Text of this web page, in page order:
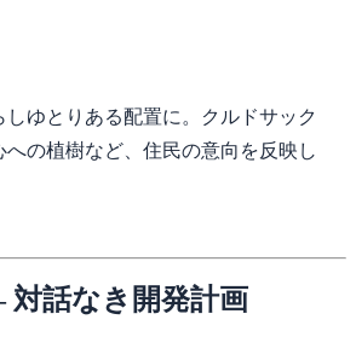
しゆとりある配置に。クルドサック
への植樹など、住民の意向を反映し
話なき開発計画